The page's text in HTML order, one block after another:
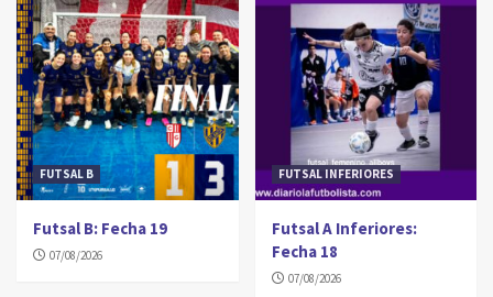
FUTSAL B
Futsal B: Fecha 19
07/08/2026
FUTSAL INFERIORES
Futsal A Inferiores:
Fecha 18
07/08/2026